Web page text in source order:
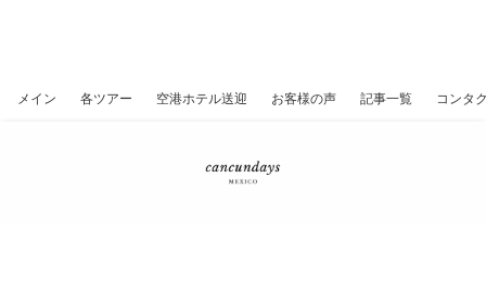
メイン 各ツアー 空港ホテル送迎 お客様の声 記事一覧 コンタ